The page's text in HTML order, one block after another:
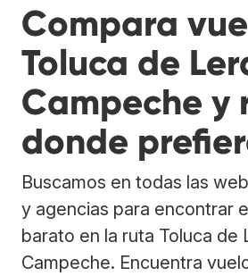
Compara
Toluca de
Campeche y
donde
Buscamos en todas las
y agencias para encontrar
barato en la ruta Toluca de
Campeche. Encuentra